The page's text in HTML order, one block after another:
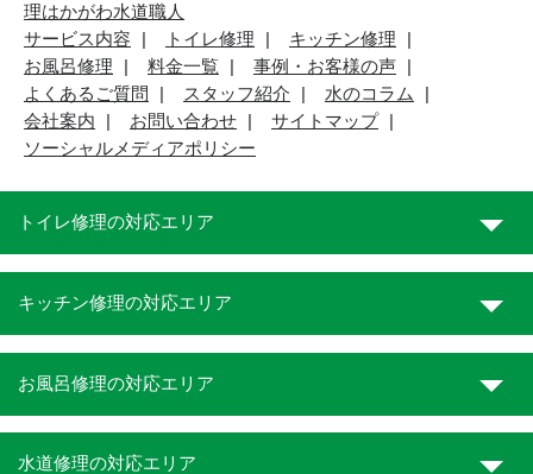
理はかがわ水道職人
サービス内容
トイレ修理
キッチン修理
お風呂修理
料金一覧
事例・お客様の声
よくあるご質問
スタッフ紹介
水のコラム
会社案内
お問い合わせ
サイトマップ
ソーシャルメディアポリシー
トイレ修理の対応エリア
キッチン修理の対応エリア
お風呂修理の対応エリア
水道修理の対応エリア